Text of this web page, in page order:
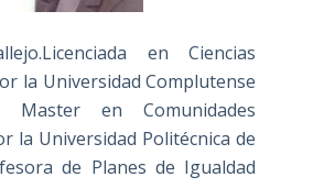
en Ciencias
la Universidad Complutense
Master en Comunidades
la Universidad Politécnica de
de Planes de Igualdad